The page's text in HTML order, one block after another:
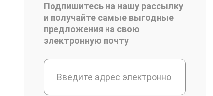
Подпишитесь на нашу рассылку
и получайте самые выгодные
предложения на свою
электронную почту